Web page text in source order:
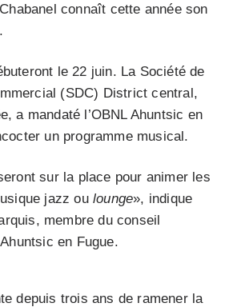
connaît cette année son
le 22 juin. La Société de
(SDC) District central,
a mandaté l’OBNL Ahuntsic en
un programme musical.
sur la place pour animer les
jazz oulounge», indique
membre du conseil
en Fugue.
depuis trois ans de ramener la